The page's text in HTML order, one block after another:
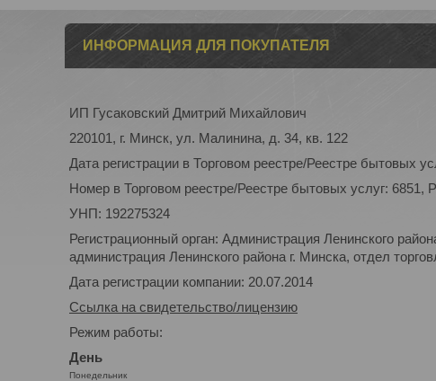
ИНФОРМАЦИЯ ДЛЯ ПОКУПАТЕЛЯ
ИП Гусаковский Дмитрий Михайлович
220101, г. Минск, ул. Малинина, д. 34, кв. 122
Дата регистрации в Торговом реестре/Реестре бытовых
Номер в Торговом реестре/Реестре бытовых услуг: 6851,
УНП: 192275324
Регистрационный орган: Администрация Ленинского
администрация Ленинского района г. Минска, отдел
Дата регистрации компании: 20.07.2014
Ссылка на свидетельство/лицензию
Режим работы:
День
Понедельник